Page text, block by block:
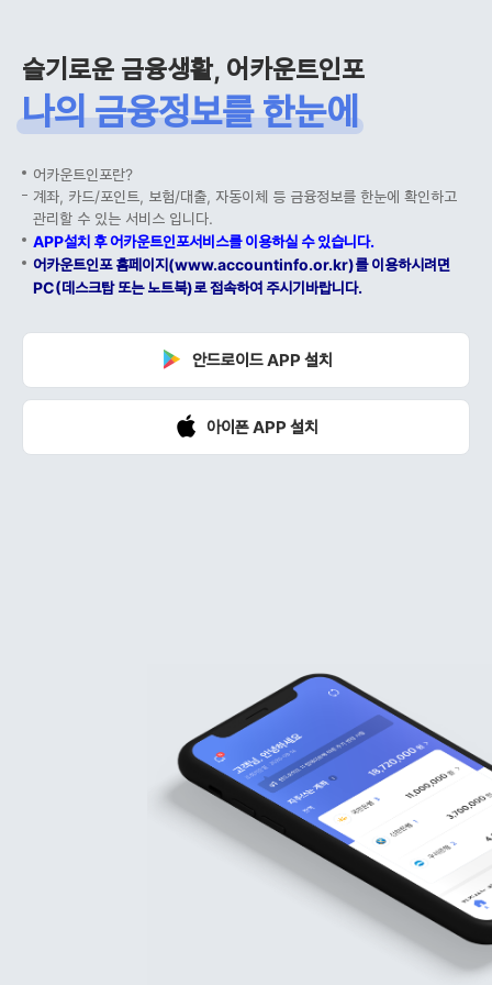
슬기로운 금융생활, 어카운트인포
나의 금융정보를 한눈에
어카운트인포란?
계좌, 카드/포인트, 보험/대출, 자동이체 등 금융정보를 한눈에 확인하고
관리할 수 있는 서비스 입니다.
APP설치 후 어카운트인포서비스를 이용하실 수 있습니다.
어카운트인포 홈페이지(www.accountinfo.or.kr)를 이용하시려면
PC(데스크탑 또는 노트북)로 접속하여 주시기바랍니다.
안드로이드 APP 설치
아이폰 APP 설치